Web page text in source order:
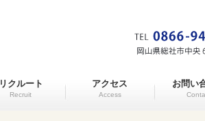
リクルート
Recruit
アクセス
Access
お問い